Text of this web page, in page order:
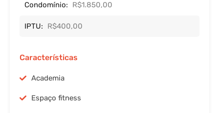
Condomínio: R$1.850,00
IPTU: R$400,00
Características
Academia
Espaço fitness